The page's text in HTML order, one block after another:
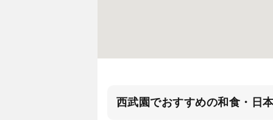
西武園でおすすめの和食・日